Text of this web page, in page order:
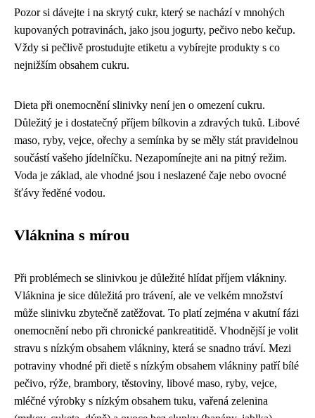
Pozor si dávejte i na skrytý cukr, který se nachází v mnohých
kupovaných potravinách, jako jsou jogurty, pečivo nebo kečup.
Vždy si pečlivě prostudujte etiketu a vybírejte produkty s co
nejnižším obsahem cukru.
Dieta při onemocnění slinivky není jen o omezení cukru.
Důležitý je i dostatečný příjem bílkovin a zdravých tuků. Libové
maso, ryby, vejce, ořechy a semínka by se měly stát pravidelnou
součástí vašeho jídelníčku. Nezapomínejte ani na pitný režim.
Voda je základ, ale vhodné jsou i neslazené čaje nebo ovocné
šťávy ředěné vodou.
Vláknina s mírou
Při problémech se slinivkou je důležité hlídat příjem vlákniny.
Vláknina je sice důležitá pro trávení, ale ve velkém množství
může slinivku zbytečně zatěžovat. To platí zejména v akutní fázi
onemocnění nebo při chronické pankreatitidě. Vhodnější je volit
stravu s nízkým obsahem vlákniny, která se snadno tráví. Mezi
potraviny vhodné při dietě s nízkým obsahem vlákniny patří bílé
pečivo, rýže, brambory, těstoviny, libové maso, ryby, vejce,
mléčné výrobky s nízkým obsahem tuku, vařená zelenina